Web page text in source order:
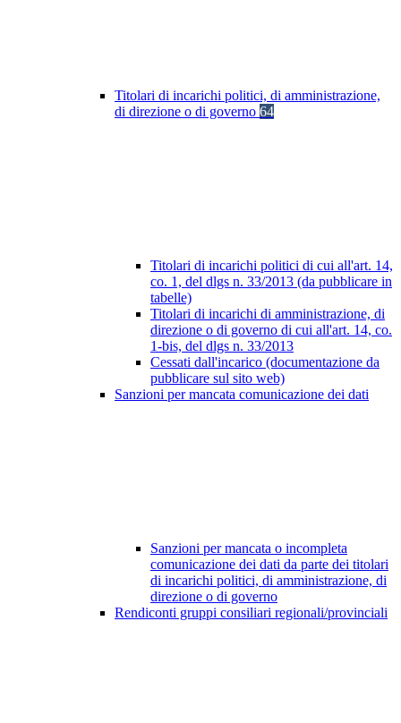
Titolari di incarichi politici, di amministrazione,
di direzione o di governo 64
Titolari di incarichi politici di cui all'art. 14,
co. 1, del dlgs n. 33/2013 (da pubblicare in
tabelle)
Titolari di incarichi di amministrazione, di
direzione o di governo di cui all'art. 14, co.
1-bis, del dlgs n. 33/2013
Cessati dall'incarico (documentazione da
pubblicare sul sito web)
Sanzioni per mancata comunicazione dei dati
Sanzioni per mancata o incompleta
comunicazione dei dati da parte dei titolari
di incarichi politici, di amministrazione, di
direzione o di governo
Rendiconti gruppi consiliari regionali/provinciali